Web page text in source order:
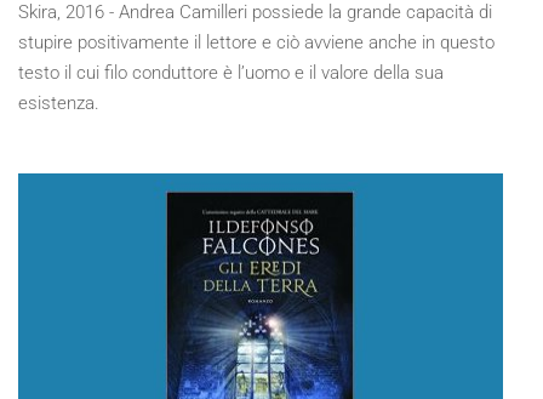
Skira, 2016 - Andrea Camilleri possiede la grande capacità di
stupire positivamente il lettore e ciò avviene anche in questo
testo il cui filo conduttore è l’uomo e il valore della sua
esistenza.